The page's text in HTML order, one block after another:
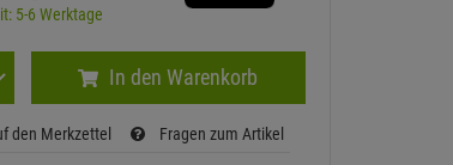
5-6 Werktage
In den Warenkorb
den Merkzettel Fragen zum Artikel